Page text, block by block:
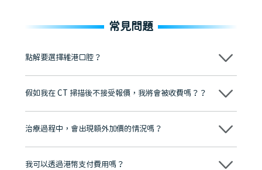
常見問題
點解要選擇維港口腔？
維港口腔踐行「醫道濟世」的大學校訓，各分院匯聚來自香港、內地的
牌」、「2025香港企業領袖品牌」，是諾貝爾種植系統全球放心植牙中
至今已服務超過三十個國家和地區的顧客，受到粵港澳大灣區及周邊城
市市民極高的口碑評價及信任推薦 珠海、深圳設有八大分院，香港亦設
有咨詢及服務保障中心，有任何問題都可以隨時預約免費咨詢，讓人十
假如我在 CT 掃描後不接受報價，我將會被收費嗎？？
不會！只要未開始實際服務之前，你不會被收取任何費用。
治療過程中，會出現額外加價的情況嗎？
不會，治療前我們會詳細說明治療方案及對應的價錢，顧客同意並簽字
我可以透過港幣支付費用嗎？